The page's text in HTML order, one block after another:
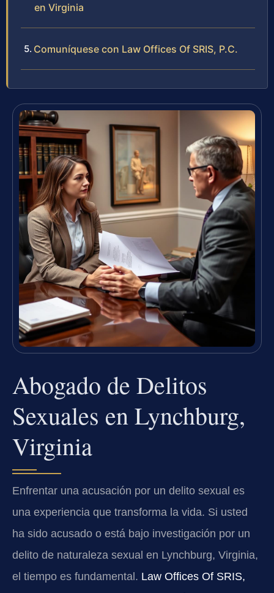
en Virginia
Comuníquese con Law Offices Of SRIS, P.C.
Abogado de Delitos
Sexuales en Lynchburg,
Virginia
Enfrentar una acusación por un delito sexual es
una experiencia que transforma la vida. Si usted
ha sido acusado o está bajo investigación por un
delito de naturaleza sexual en Lynchburg, Virginia,
el tiempo es fundamental. Law Offices Of SRIS,